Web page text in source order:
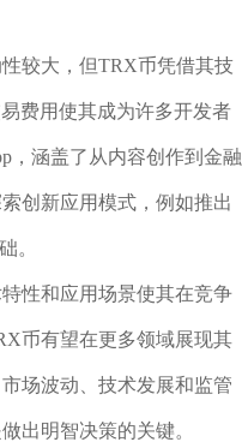
较大，但TRX币凭借其技
费用使其成为许多开发者
，涵盖了从内容创作到金融
创新应用模式，例如推出
。
性和应用场景使其在竞争
币有望在更多领域展现其
场波动、技术发展和监管
出明智决策的关键。